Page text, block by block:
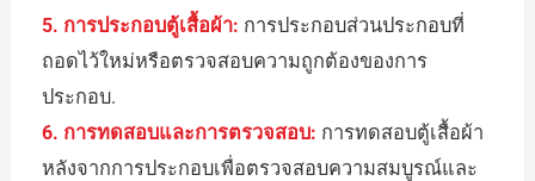
5. การประกอบตู้เสื้อผ้า: การประกอบส่วนประกอบที่
ถอดไว้ใหม่หรือตรวจสอบความถูกต้องของการ
ประกอบ.
6. การทดสอบและการตรวจสอบ: การทดสอบตู้เสื้อผ้า
หลังจากการประกอบเพื่อตรวจสอบความสมบูรณ์และ